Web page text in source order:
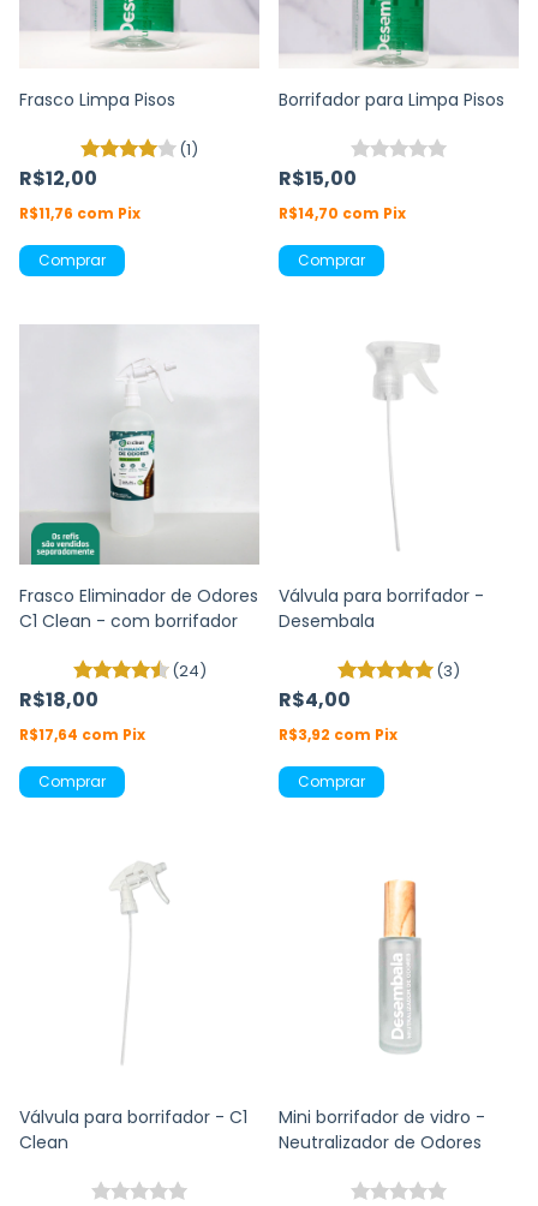
Frasco Limpa Pisos
(1)
R$12,00
R$11,76 com Pix
Borrifador para Limpa Pisos
R$15,00
R$14,70 com Pix
Frasco Eliminador de Odores
C1 Clean - com borrifador
(24)
R$18,00
R$17,64 com Pix
Comprar
Válvula para borrifador -
Desembala
(3)
R$4,00
R$3,92 com Pix
Válvula para borrifador - C1
Clean
Mini borrifador de vidro -
Neutralizador de Odores